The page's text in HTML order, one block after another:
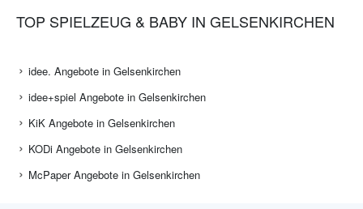
TOP SPIELZEUG & BABY IN GELSENKIRCHEN
idee. Angebote in Gelsenkirchen
idee+spiel Angebote in Gelsenkirchen
KiK Angebote in Gelsenkirchen
KODi Angebote in Gelsenkirchen
McPaper Angebote in Gelsenkirchen